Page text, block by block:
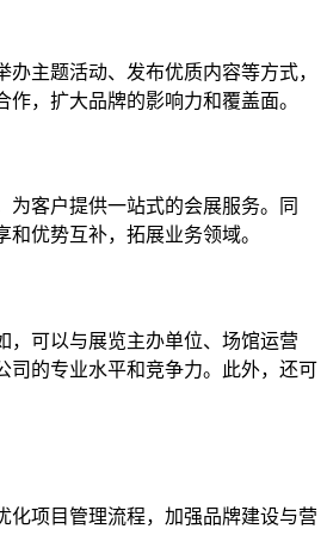
主题活动、发布优质内容等方式，
，扩大品牌的影响力和覆盖面。
客户提供一站式的会展服务。同
优势互补，拓展业务领域。
，可以与展览主办单位、场馆运营
司的专业水平和竞争力。此外，还可
化项目管理流程，加强品牌建设与营